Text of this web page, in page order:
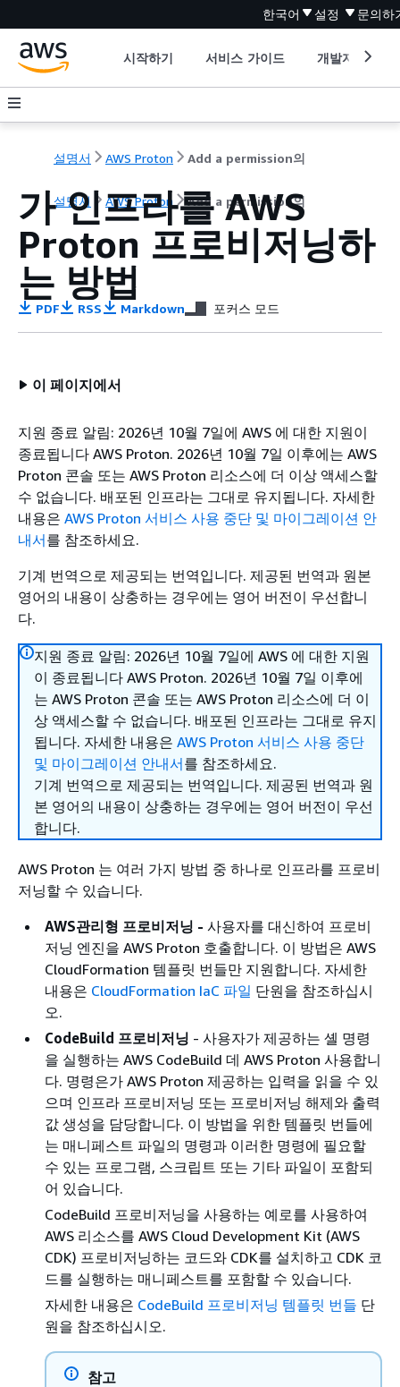
한국어 설정 문의하
시작하기 서비스 가이드 개발자 도구
설명서 AWS Proton Add a permission의
설명서 AWS Proton Add a permission의
가 인프라를 AWS
Proton 프로비저닝하
는 방법
PDF RSS Markdown 포커스 모드
이 페이지에서
지원 종료 알림: 2026년 10월 7일에 AWS 에 대한 지원이
종료됩니다 AWS Proton. 2026년 10월 7일 이후에는 AWS
Proton 콘솔 또는 AWS Proton 리소스에 더 이상 액세스할
수 없습니다. 배포된 인프라는 그대로 유지됩니다. 자세한
내용은 AWS Proton 서비스 사용 중단 및 마이그레이션 안
내서를 참조하세요.
기계 번역으로 제공되는 번역입니다. 제공된 번역과 원본
영어의 내용이 상충하는 경우에는 영어 버전이 우선합니
다.
지원 종료 알림: 2026년 10월 7일에 AWS 에 대한 지원
이 종료됩니다 AWS Proton. 2026년 10월 7일 이후에
는 AWS Proton 콘솔 또는 AWS Proton 리소스에 더 이
상 액세스할 수 없습니다. 배포된 인프라는 그대로 유지
됩니다. 자세한 내용은 AWS Proton 서비스 사용 중단
및 마이그레이션 안내서를 참조하세요.
기계 번역으로 제공되는 번역입니다. 제공된 번역과 원
본 영어의 내용이 상충하는 경우에는 영어 버전이 우선
합니다.
AWS Proton 는 여러 가지 방법 중 하나로 인프라를 프로비
저닝할 수 있습니다.
AWS관리형 프로비저닝 - 사용자를 대신하여 프로비
저닝 엔진을 AWS Proton 호출합니다. 이 방법은 AWS
CloudFormation 템플릿 번들만 지원합니다. 자세한
내용은 CloudFormation IaC 파일 단원을 참조하십시
오.
CodeBuild 프로비저닝 - 사용자가 제공하는 셸 명령
을 실행하는 AWS CodeBuild 데 AWS Proton 사용합니
다. 명령은가 AWS Proton 제공하는 입력을 읽을 수 있
으며 인프라 프로비저닝 또는 프로비저닝 해제와 출력
값 생성을 담당합니다. 이 방법을 위한 템플릿 번들에
는 매니페스트 파일의 명령과 이러한 명령에 필요할
수 있는 프로그램, 스크립트 또는 기타 파일이 포함되
어 있습니다.
CodeBuild 프로비저닝을 사용하는 예로를 사용하여
AWS 리소스를 AWS Cloud Development Kit (AWS
CDK) 프로비저닝하는 코드와 CDK를 설치하고 CDK 코
드를 실행하는 매니페스트를 포함할 수 있습니다.
자세한 내용은 CodeBuild 프로비저닝 템플릿 번들 단
원을 참조하십시오.
참고